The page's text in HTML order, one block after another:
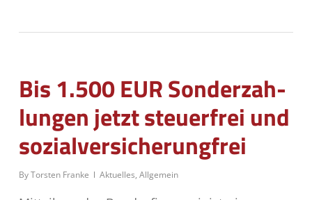
Bis 1.500 EUR Son­der­zah­
lun­gen jetzt steu­er­frei und
sozialversicherungfrei
ByTorsten Franke Aktuelles, Allgemein